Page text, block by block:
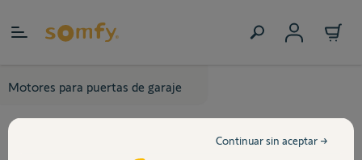
Motores para puertas de garaje
Continuar sin aceptar →